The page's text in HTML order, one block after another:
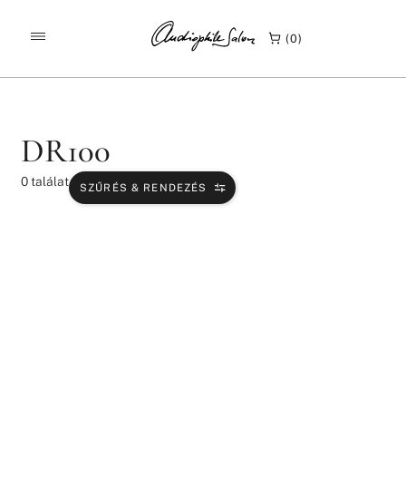
0
KEZDŐLAP TERMÉKEK / DR100
DR100
0találat SZŰRÉS & RENDEZÉS